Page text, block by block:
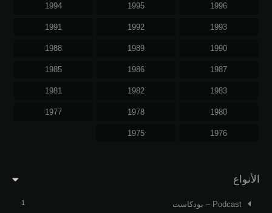
1996
1995
1994
1993
1992
1991
1990
1989
1988
1987
1986
1985
1983
1982
1981
1980
1978
1977
1976
1975
الأنواع
Podcast – بودكاست 1